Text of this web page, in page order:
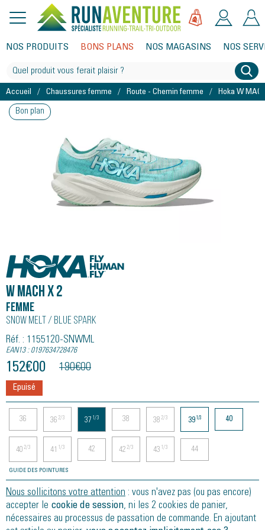
NOS PRODUITS BONS PLANS NOS MAGASINS NOS
Accueil Chaussures femme Route - Chemin femme Hoka W
Hoka
W MACH X 2
Femme
Snow Melt / Blue Spark
Réf. : 1155120-SNWML
EAN13 : 0197634728476
152€00 190€00
Epuisé
36 362/3 37 1/3 38 382/3 39 1/3 40
402/3 41 1/3 42 422/3 43 1/3 44
GUIDE DES POINTURES
Nous sollicitons votre attention : vous n'avez pas (ou pas encore)
accepter le cookie de session, ni les 2 cookies de panier,
nécessaires au processus de passation de commande. En ajoutant
Bon plan